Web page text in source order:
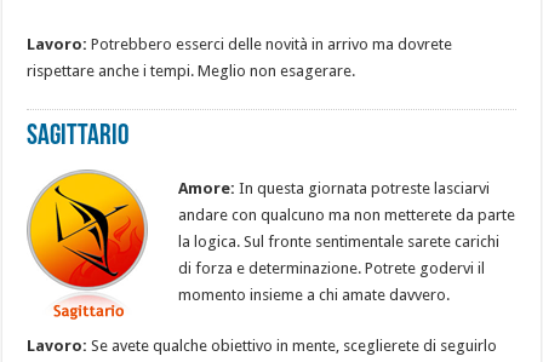
Lavoro: Potrebbero esserci delle novità in arrivo ma dovrete
rispettare anche i tempi. Meglio non esagerare.
Sagittario
Amore: In questa giornata potreste lasciarvi
andare con qualcuno ma non metterete da parte
la logica. Sul fronte sentimentale sarete carichi
di forza e determinazione. Potrete godervi il
momento insieme a chi amate davvero.
Lavoro: Se avete qualche obiettivo in mente, sceglierete di seguirlo